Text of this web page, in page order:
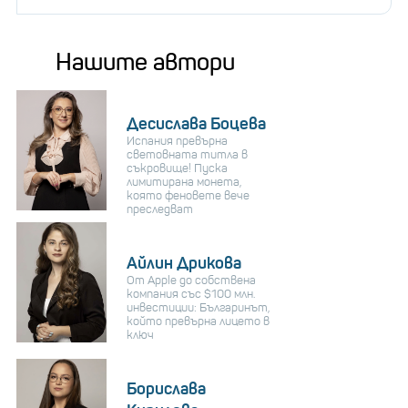
LINKEDIN
Нашите автори
Десислава Боцева
Испания превърна
световната титла в
съкровище! Пуска
лимитирана монета,
която феновете вече
преследват
Айлин Дрикова
От Apple до собствена
компания със $100 млн.
инвестиции: Българинът,
който превърна лицето в
ключ
Борислава